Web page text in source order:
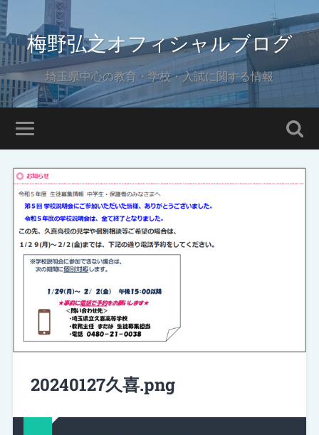
梅野弘之オフィシャルブログ
埼玉県中心の教育・学校・入試に関する情報
20240127久喜.png